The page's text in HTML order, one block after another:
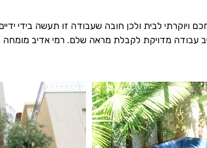
לבית ולכן חובה שעבודה זו תעשה בידי
עבודה מדויקת לקבלת מראה שלם. רמי אדיב מומחה